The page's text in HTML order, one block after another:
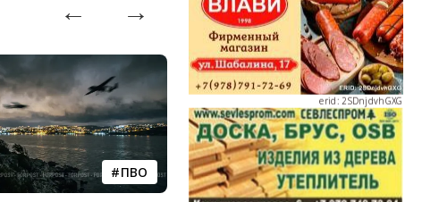
ПВО катера
erid: 2SDnjdvhGXG
erid: 2SDnjcLUypt